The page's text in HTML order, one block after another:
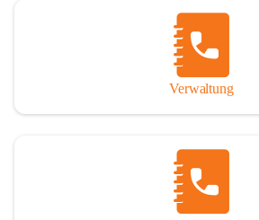
Verwaltung